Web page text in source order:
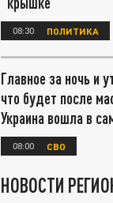
08:30 ПОЛИТИКА
Главное за ночь и
что будет после
Украина вошла в
08:00 СВО
НОВОСТИ